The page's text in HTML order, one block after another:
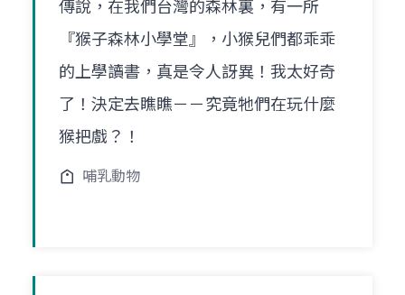
傳說，在我們台灣的森林裏，有一所
『猴子森林小學堂』，小猴兒們都乖乖
的上學讀書，真是令人訝異！我太好奇
了！決定去瞧瞧－－究竟牠們在玩什麼
猴把戲？！
哺乳動物